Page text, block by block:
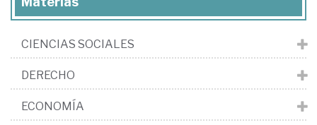
CIENCIAS SOCIALES
DERECHO
ECONOMÍA